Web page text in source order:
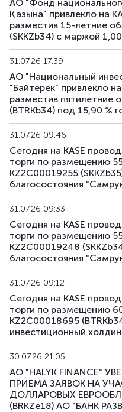
АО "Фонд
Қазына" привлекло на
разместив 15-летние
(SKKZb34) с маржой
31.07.26 17:39
АО "Национальный
"Байтерек" привлекло
разместив пятилетние
(BTRKb34) под 15,90 %
31.07.26 09:46
Сегодня на KASE
торги по размещению
KZ2C00019255
благосостояния
31.07.26 09:33
Сегодня на KASE
торги по размещению
KZ2C00019248
благосостояния
31.07.26 09:12
Сегодня на KASE
торги по размещению
KZ2C00018695
инвестиционный
30.07.26 21:05
АО "HALYK FINANCE"
ПРИЕМА ЗАЯВОК НА
ДОЛЛАРОВЫХ
(BRKZe18) АО "БАНК